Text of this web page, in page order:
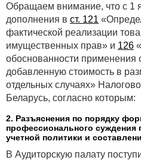
Обращаем внимание, что с 1
дополнения в ст. 121
фактической реализации
имущественных прав» и 126
обоснованности применения
добавленную стоимость в
отдельных случаях»
Беларусь, согласно которым:
2. Разъяснения по порядку
профессионального
учетной политики и
В Аудиторскую палату